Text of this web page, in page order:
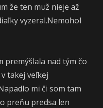
že ten muž nieje až
vyzeral.Nemohol
premýšlala nad tým čo
takej veľkej
mi či som tam
preňu predsa len